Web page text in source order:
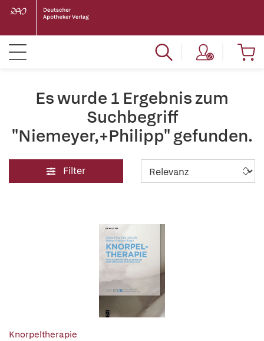
Es wurde 1 Ergebnis zum
Suchbegriff
"Niemeyer,+Philipp" gefunden.
Filter
Knorpeltherapie